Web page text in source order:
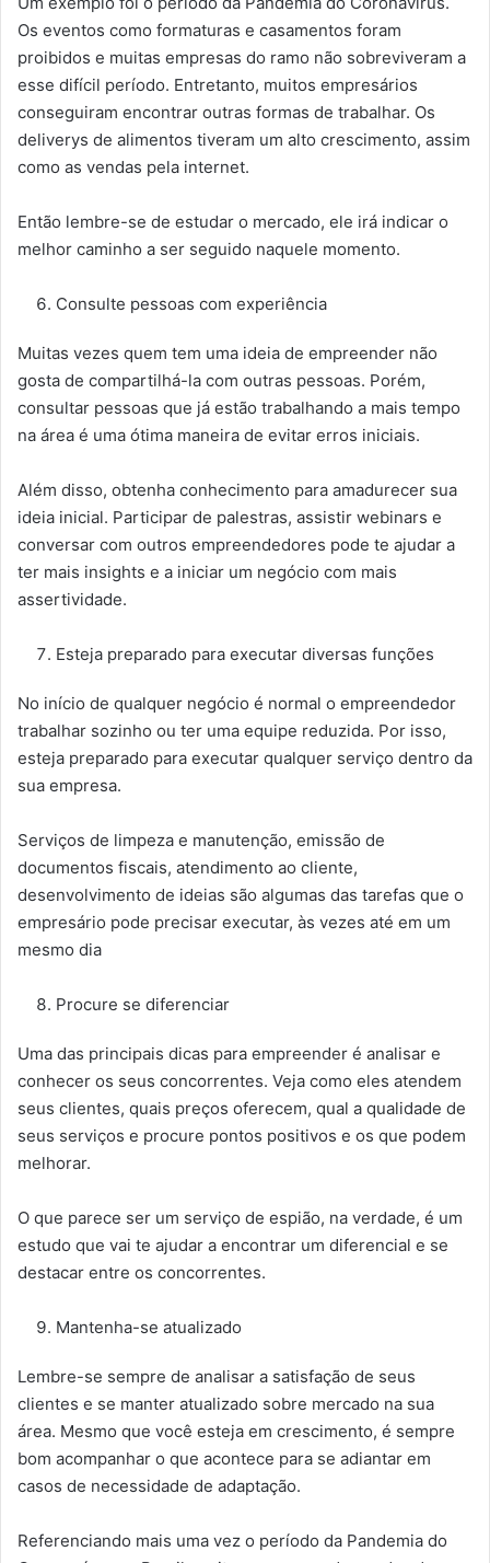
Os eventos como formaturas e casamentos foram
proibidos e muitas empresas do ramo não sobreviveram a
esse difícil período. Entretanto, muitos empresários
conseguiram encontrar outras formas de trabalhar. Os
deliverys de alimentos tiveram um alto crescimento, assim
como as vendas pela internet.
Então lembre-se de estudar o mercado, ele irá indicar o
melhor caminho a ser seguido naquele momento.
Consulte pessoas com experiência
Muitas vezes quem tem uma ideia de empreender não
gosta de compartilhá-la com outras pessoas. Porém,
consultar pessoas que já estão trabalhando a mais tempo
na área é uma ótima maneira de evitar erros iniciais.
Além disso, obtenha conhecimento para amadurecer sua
ideia inicial. Participar de palestras, assistir webinars e
conversar com outros empreendedores pode te ajudar a
ter mais insights e a iniciar um negócio com mais
assertividade.
Esteja preparado para executar diversas funções
No início de qualquer negócio é normal o empreendedor
trabalhar sozinho ou ter uma equipe reduzida. Por isso,
esteja preparado para executar qualquer serviço dentro da
sua empresa.
Serviços de limpeza e manutenção, emissão de
documentos fiscais, atendimento ao cliente,
desenvolvimento de ideias são algumas das tarefas que o
empresário pode precisar executar, às vezes até em um
mesmo dia
Procure se diferenciar
Uma das principais dicas para empreender é analisar e
conhecer os seus concorrentes. Veja como eles atendem
seus clientes, quais preços oferecem, qual a qualidade de
seus serviços e procure pontos positivos e os que podem
melhorar.
O que parece ser um serviço de espião, na verdade, é um
estudo que vai te ajudar a encontrar um diferencial e se
destacar entre os concorrentes.
Mantenha-se atualizado
Lembre-se sempre de analisar a satisfação de seus
clientes e se manter atualizado sobre mercado na sua
área. Mesmo que você esteja em crescimento, é sempre
bom acompanhar o que acontece para se adiantar em
casos de necessidade de adaptação.
Referenciando mais uma vez o período da Pandemia do